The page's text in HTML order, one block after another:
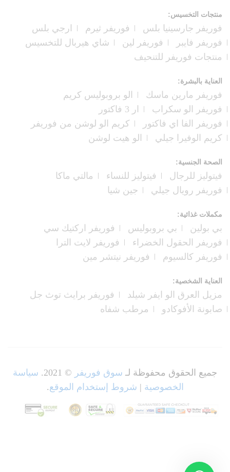
منتجات التخسيس:
فوريفر جارسينيا بلس فوريفر ثيرم
ارجي بلس
فوريفر فايبر
فوريفر لين
شاي هيربال للتخسيس
منتجات فوريفر للتنحيف
العناية بالبشرة:
فوريفر مارين ماسك
الو بروبوليس كريم
فوريفر الو سكراب
ار 3 فاكتور
فوريفر الفا اي فاكتور
كريم الو لوشن من فوريفر
كريم الوفيرا جيلي
الو هيت لوشن
الصحة الجنسية:
فيتوليز للرجال فيتوليز للنساء
مالتي ماكا
فوريفر رويال جيلي
جين شيا
مكملات غذائية:
بي بولين بي بروبوليس
فوريفر اركتيك سي
فوريفر الحقول الخضراء
فوريفر لايت الترا
فوريفر كالسيوم
فوريفر نيتشر مين
العناية الشخصية:
مزيل العرق الو ايفر شيلد
فوريفر برايث توث جل
صابونة الأفوكادو
مرطب شفاه
جميع الحقوق محفوظة لـ سوق فوريفر © 2021.
سياسة
الخصوصية | شروط إستخدام الموقع.